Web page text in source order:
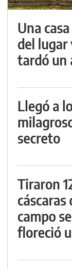
Una
del lugar
tardó un
Llegó a
secreto
Tiraron
campo
floreció